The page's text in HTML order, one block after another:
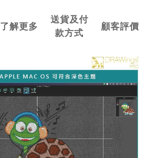
了解更多
送貨及付
款方式
顧客評價